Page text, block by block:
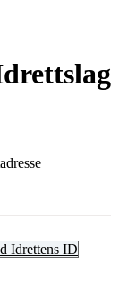
Idrettens ID